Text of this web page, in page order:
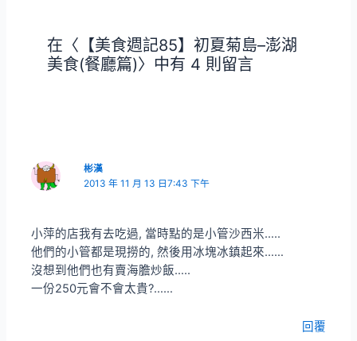
在〈【美食週記85】初夏菊島–澎湖
美食(餐廳篇)〉中有 4 則留言
彬漢
2013 年 11 月 13 日7:43 下午
小萍的店我有去吃過, 當時點的是小管沙西米…..
他們的小管都是現撈的, 然後用冰塊冰鎮起來……
沒想到他們也有賣海膽炒飯…..
一份250元會不會太貴?……
回覆